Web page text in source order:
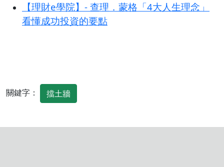
【理財e學院】- 查理．蒙格「4大人生理念」
看懂成功投資的要點
關鍵字： 擋土牆